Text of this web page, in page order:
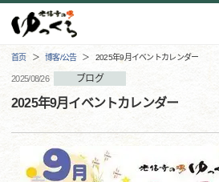
首页 博客/公告 2025年9月イベントカレンダー
2025/08/26 ブログ
2025年9月イベントカレンダー